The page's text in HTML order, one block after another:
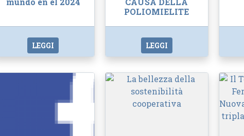
LEGGI
POLIOMIELITE
LEGGI